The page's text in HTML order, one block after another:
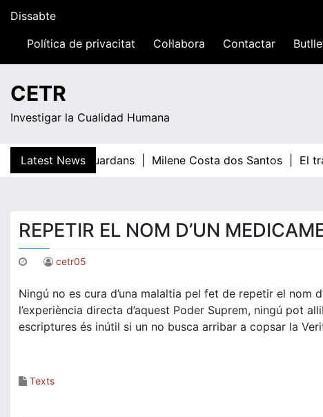
content
Dissabte
12:47Política de privacitat Col·labora Contactar
CETR
Investigar la Cualidad Humana
Latest News
Teresa Guardans | Milene Costa dos Santos | El
REPETIR EL NOM D’UN
cetr05
Ningú no es cura d’una malaltia pel fet de repetir el nom
l’experiència directa d’aquest Poder Suprem, ningú pot
escriptures és inútil si un no busca arribar a copsar la
Texts